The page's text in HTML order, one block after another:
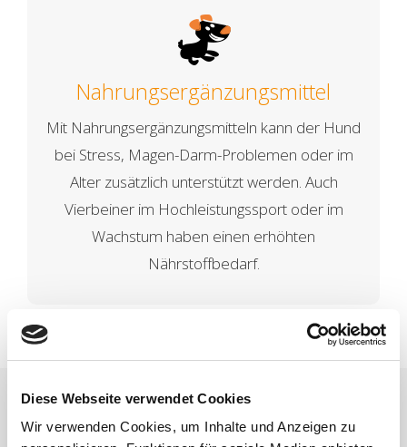
Diese Webseite verwendet Cookies
Wir verwenden Cookies, um Inhalte und Anzeigen zu
Nahrungsergänzungsmittel
Mit Nahrungsergänzungsmitteln kann der Hund
bei Stress, Magen-Darm-Problemen oder im
Alter zusätzlich unterstützt werden. Auch
Vierbeiner im Hochleistungssport oder im
Wachstum haben einen erhöhten
Nährstoffbedarf.